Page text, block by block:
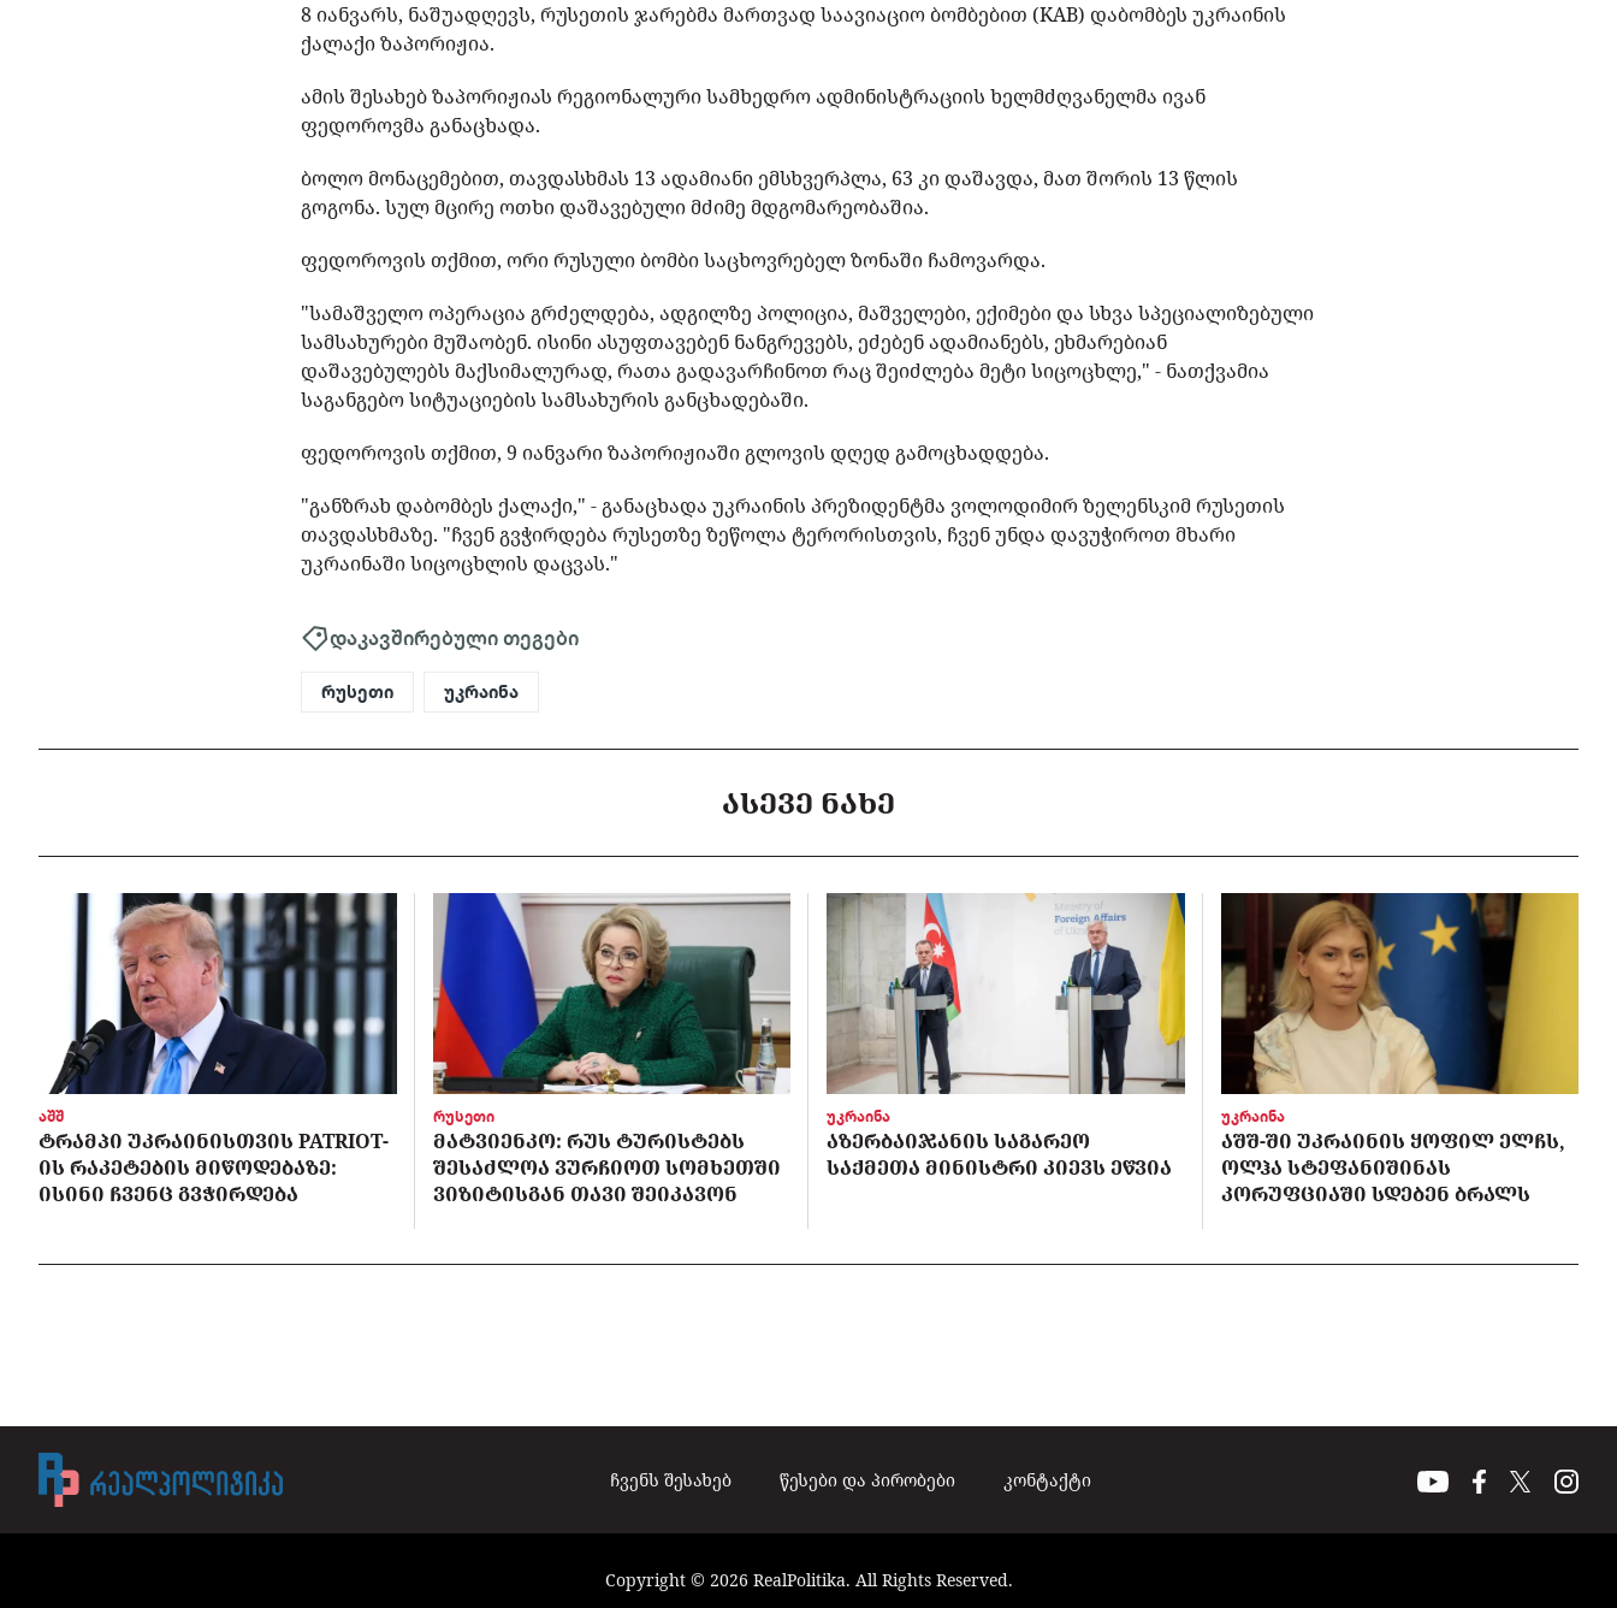
8 იანვარს, ნაშუადღევს, რუსეთის ჯარებმა მართვად საავიაციო ბომბებით (KAB) დაბომბეს უკრაინის
ქალაქი ზაპორიჟია.
ამის შესახებ ზაპორიჟიას რეგიონალური სამხედრო ადმინისტრაციის ხელმძღვანელმა ივან
ფედოროვმა განაცხადა.
ბოლო მონაცემებით, თავდასხმას 13 ადამიანი ემსხვერპლა, 63 კი დაშავდა, მათ შორის 13 წლის
გოგონა. სულ მცირე ოთხი დაშავებული მძიმე მდგომარეობაშია.
ფედოროვის თქმით, ორი რუსული ბომბი საცხოვრებელ ზონაში ჩამოვარდა.
"სამაშველო ოპერაცია გრძელდება, ადგილზე პოლიცია, მაშველები, ექიმები და სხვა სპეციალიზებული
სამსახურები მუშაობენ. ისინი ასუფთავებენ ნანგრევებს, ეძებენ ადამიანებს, ეხმარებიან
დაშავებულებს მაქსიმალურად, რათა გადავარჩინოთ რაც შეიძლება მეტი სიცოცხლე," - ნათქვამია
საგანგებო სიტუაციების სამსახურის განცხადებაში.
ფედოროვის თქმით, 9 იანვარი ზაპორიჟიაში გლოვის დღედ გამოცხადდება.
"განზრახ დაბომბეს ქალაქი," - განაცხადა უკრაინის პრეზიდენტმა ვოლოდიმირ ზელენსკიმ რუსეთის
თავდასხმაზე. "ჩვენ გვჭირდება რუსეთზე ზეწოლა ტერორისთვის, ჩვენ უნდა დავუჭიროთ მხარი
უკრაინაში სიცოცხლის დაცვას."
დაკავშირებული თეგები
რუსეთი უკრაინა
ᲐᲡᲔᲕᲔ ᲜᲐᲮᲔ
აშშ
ᲢᲠᲐᲛᲞᲘ ᲣᲙᲠᲐᲘᲜᲘᲡᲗᲕᲘᲡ PATRIOT-
ᲘᲡ ᲠᲐᲙᲔᲢᲔᲑᲘᲡ ᲛᲘᲬᲝᲓᲔᲑᲐᲖᲔ:
ᲘᲡᲘᲜᲘ ᲩᲕᲔᲜᲪ ᲒᲕᲭᲘᲠᲓᲔᲑᲐ
რუსეთი
ᲛᲐᲢᲕᲘᲔᲜᲙᲝ: ᲠᲣᲡ ᲢᲣᲠᲘᲡᲢᲔᲑᲡ
ᲨᲔᲡᲐᲫᲚᲝᲐ ᲕᲣᲠᲩᲘᲝᲗ ᲡᲝᲛᲮᲔᲗᲨᲘ
ᲕᲘᲖᲘᲢᲘᲡᲒᲐᲜ ᲗᲐᲕᲘ ᲨᲔᲘᲙᲐᲕᲝᲜ
უკრაინა
ᲐᲖᲔᲠᲑᲐᲘᲯᲐᲜᲘᲡ ᲡᲐᲒᲐᲠᲔᲝ
ᲡᲐᲥᲛᲔᲗᲐ ᲛᲘᲜᲘᲡᲢᲠᲘ ᲙᲘᲔᲕᲡ ᲔᲬᲕᲘᲐ
უკრაინა
ᲐᲨᲨ-ᲨᲘ ᲣᲙᲠᲐᲘᲜᲘᲡ ᲧᲝᲤᲘᲚ ᲔᲚᲩᲡ,
ᲝᲚᲰᲐ ᲡᲢᲔᲤᲐᲜᲘᲨᲘᲜᲐᲡ
ᲙᲝᲠᲣᲤᲪᲘᲐᲨᲘ ᲡᲓᲔᲑᲔᲜ ᲑᲠᲐᲚᲡ
ჩვენს შესახებ წესები და პირობები კონტაქტი
Copyright © 2026 RealPolitika. All Rights Reserved.